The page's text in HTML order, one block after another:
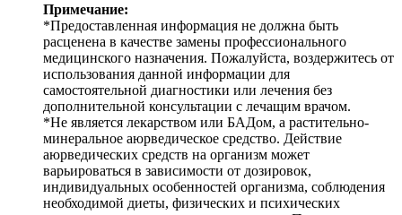
Примечание:
*Предоставленная информация не должна быть
расценена в качестве замены профессионального
медицинского назначения. Пожалуйста, воздержитесь от
использования данной информации для
самостоятельной диагностики или лечения без
дополнительной консультации с лечащим врачом.
*Не является лекарством или БАДом, а растительно-
минеральное аюрведическое средство. Действие
аюрведических средств на организм может
варьироваться в зависимости от дозировок,
индивидуальных особенностей организма, соблюдения
необходимой диеты, физических и психических